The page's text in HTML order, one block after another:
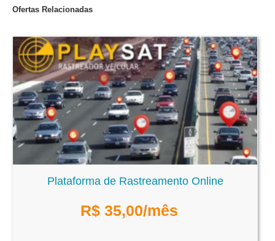
Ofertas Relacionadas
Plataforma de Rastreamento Online
R$ 35,00/mês